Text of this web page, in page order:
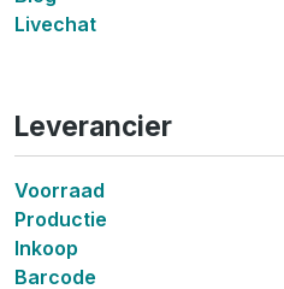
Livechat
Leverancier
Voorraad
Productie
Inkoop
Barcode